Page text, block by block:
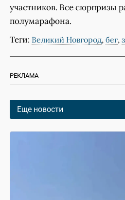
участников. Все сюрпризы
полумарафона.
Теги: Великий Новгород, бег,
РЕКЛАМА
Еще новости